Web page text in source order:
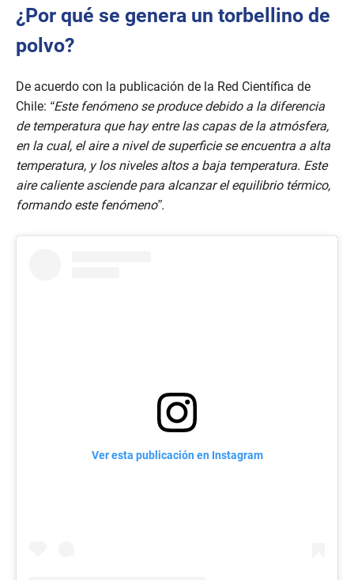
¿Por qué se genera un torbellino de
polvo?
De acuerdo con la publicación de la Red Científica de
Chile: “Este fenómeno se produce debido a la diferencia
de temperatura que hay entre las capas de la atmósfera,
en la cual, el aire a nivel de superficie se encuentra a alta
temperatura, y los niveles altos a baja temperatura. Este
aire caliente asciende para alcanzar el equilibrio térmico,
formando este fenómeno”.
Ver esta publicación en Instagram